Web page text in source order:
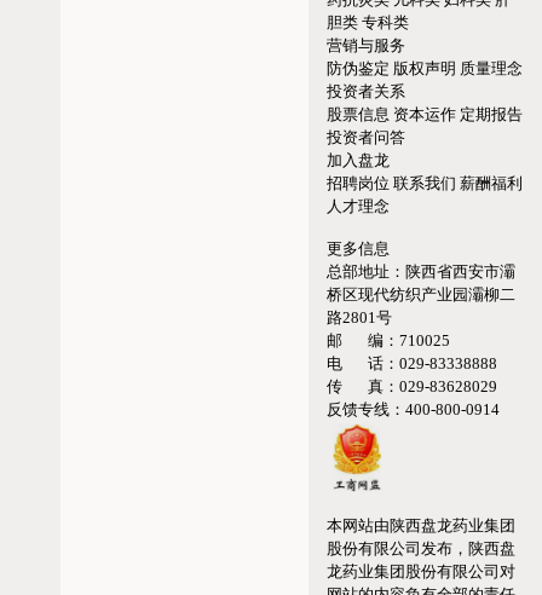
胆类 专科类
营销与服务
防伪鉴定 版权声明 质量理念
投资者关系
股票信息 资本运作 定期报告
投资者问答
加入盘龙
招聘岗位 联系我们 薪酬福利
人才理念
更多信息
总部地址： 陕西省西安市灞
桥区现代纺织产业园灞柳二
路2801号
邮 编： 710025
电 话： 029-83338888
传 真： 029-83628029
反馈专线： 400-800-0914
本网站由陕西盘龙药业集团
股份有限公司发布，陕西盘
龙药业集团股份有限公司对